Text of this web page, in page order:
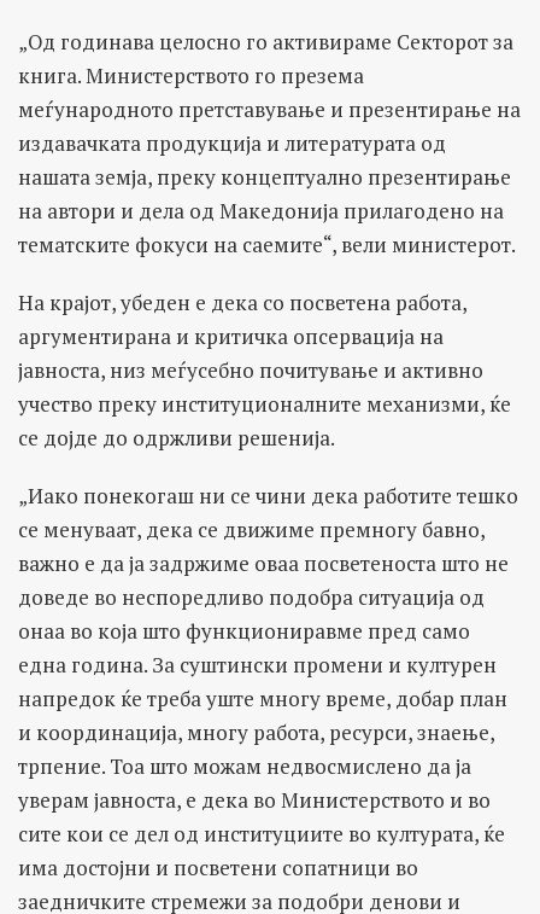
„Од годинава целосно го активираме Секторот за
книга. Министерството го презема
меѓународното претставување и презентирање на
издавачката продукција и литературата од
нашата земја, преку концептуално презентирање
на автори и дела од Македонија прилагодено на
тематските фокуси на саемите“, вели министерот.
На крајот, убеден е дека со посветена работа,
аргументирана и критичка опсервација на
јавноста, низ меѓусебно почитување и активно
учество преку институционалните механизми, ќе
се дојде до одржливи решенија.
„Иако понекогаш ни се чини дека работите тешко
се менуваат, дека се движиме премногу бавно,
важно е да ја задржиме оваа посветеноста што не
доведе во неспоредливо подобра ситуација од
онаа во која што функциониравме пред само
една година. За суштински промени и културен
напредок ќе треба уште многу време, добар план
и координација, многу работа, ресурси, знаење,
трпение. Тоа што можам недвосмислено да ја
уверам јавноста, е дека во Министерството и во
сите кои се дел од институциите во културата, ќе
има достојни и посветени сопатници во
заедничките стремежи за подобри денови и